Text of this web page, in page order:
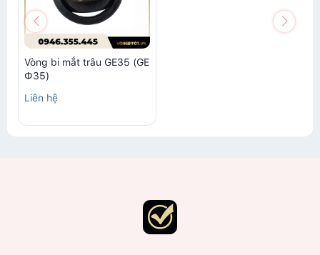
Vòng bi mắt trâu GE35 (GE
Ф35)
Liên hệ